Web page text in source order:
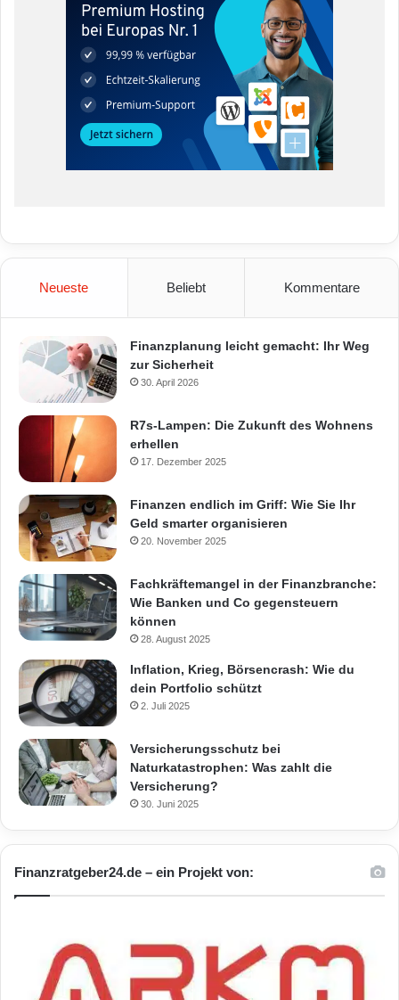
Neueste Beliebt Kommentare
Finanzplanung leicht gemacht: Ihr Weg
zur Sicherheit
30. April 2026
R7s-Lampen: Die Zukunft des Wohnens
erhellen
17. Dezember 2025
Finanzen endlich im Griff: Wie Sie Ihr
Geld smarter organisieren
20. November 2025
Fachkräftemangel in der Finanzbranche:
Wie Banken und Co gegensteuern
können
28. August 2025
Inflation, Krieg, Börsencrash: Wie du
dein Portfolio schützt
2. Juli 2025
Versicherungsschutz bei
Naturkatastrophen: Was zahlt die
Versicherung?
30. Juni 2025
Finanzratgeber24.de – ein Projekt von: